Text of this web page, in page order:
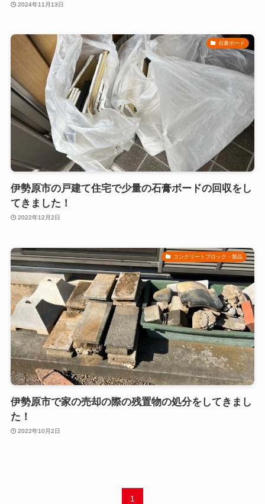
2024年11月13日
石膏ボード
伊勢原市の戸建て住宅で少量の石膏ボードの回収をし
てきました！
2022年12月2日
コンクリートブロック・製品
伊勢原市で家の売却の際の残置物の処分をしてきまし
た！
2022年10月2日
1